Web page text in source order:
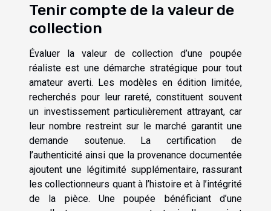
Tenir compte de la valeur de
collection
Évaluer la valeur de collection d’une poupée
réaliste est une démarche stratégique pour tout
amateur averti. Les modèles en édition limitée,
recherchés pour leur rareté, constituent souvent
un investissement particulièrement attrayant, car
leur nombre restreint sur le marché garantit une
demande soutenue. La certification de
l’authenticité ainsi que la provenance documentée
ajoutent une légitimité supplémentaire, rassurant
les collectionneurs quant à l’histoire et à l’intégrité
de la pièce. Une poupée bénéficiant d’une